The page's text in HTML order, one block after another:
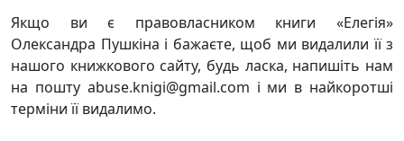
Якщо ви є правовласником книги «Елегія»
Олександра Пушкіна і бажаєте, щоб ми видалили її з
нашого книжкового сайту, будь ласка, напишіть нам
на пошту abuse.knigi@gmail.com і ми в найкоротші
терміни її видалимо.